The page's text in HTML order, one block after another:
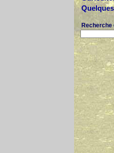
Recherche